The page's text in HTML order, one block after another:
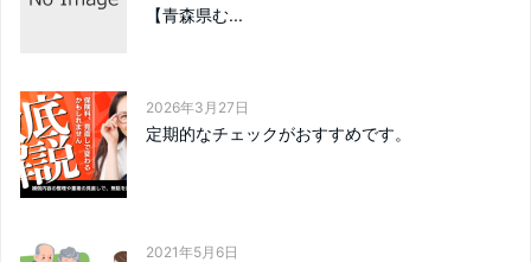
【青森県む...
2026年3月27日
定期的なチェックがおすすめです。
2021年5月6日